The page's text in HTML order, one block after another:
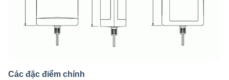
Các đặc điểm chính